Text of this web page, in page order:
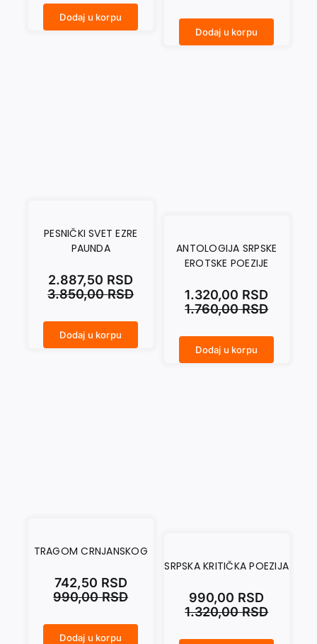
Dodaj u korpu
Dodaj u korpu
PESNIČKI SVET EZRE
PAUNDA
3.850,00RSD
2.887,50 RSD
Dodaj u korpu
ANTOLOGIJA SRPSKE
EROTSKE POEZIJE
1.760,00RSD
1.320,00 RSD
Dodaj u korpu
TRAGOM CRNJANSKOG
990,00RSD
742,50 RSD
Dodaj u korpu
SRPSKA KRITIČKA POEZIJA
1.320,00RSD
990,00 RSD